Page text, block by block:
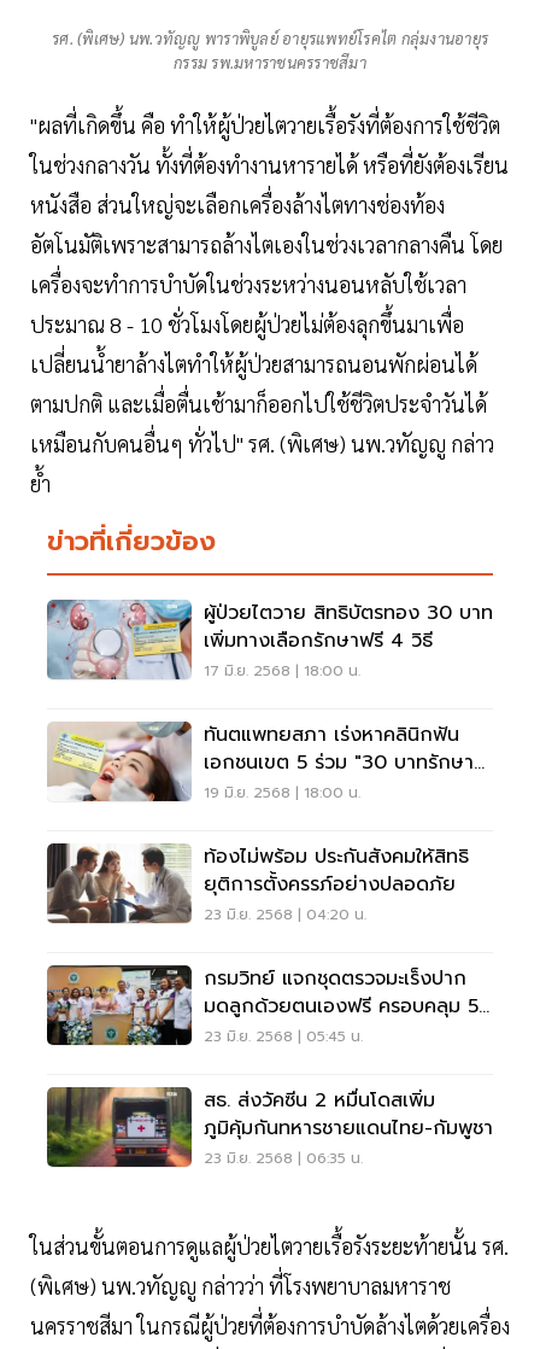
รศ. (พิเศษ) นพ.วทัญญู พาราพิบูลย์ อายุรแพทย์โรคไต กลุ่มงานอายุร
กรรม รพ.มหาราชนครราชสีมา
"ผลที่เกิดขึ้น คือ ทำให้ผู้ป่วยไตวายเรื้อรังที่ต้องการใช้ชีวิต
ในช่วงกลางวัน ทั้งที่ต้องทำงานหารายได้ หรือที่ยังต้องเรียน
หนังสือ ส่วนใหญ่จะเลือกเครื่องล้างไตทางช่องท้อง
อัตโนมัติเพราะสามารถล้างไตเองในช่วงเวลากลางคืน โดย
เครื่องจะทำการบำบัดในช่วงระหว่างนอนหลับใช้เวลา
ประมาณ 8 - 10 ชั่วโมงโดยผู้ป่วยไม่ต้องลุกขึ้นมาเพื่อ
เปลี่ยนน้ำยาล้างไตทำให้ผู้ป่วยสามารถนอนพักผ่อนได้
ตามปกติ และเมื่อตื่นเช้ามาก็ออกไปใช้ชีวิตประจำวันได้
เหมือนกับคนอื่นๆ ทั่วไป" รศ. (พิเศษ) นพ.วทัญญู กล่าว
ย้ำ
ข่าวที่เกี่ยวข้อง
ผู้ป่วยไตวาย สิทธิบัตรทอง 30 บาท
เพิ่มทางเลือกรักษาฟรี 4 วิธี
17 มิ.ย. 2568 | 18:00 น.
ทันตแพทยสภา เร่งหาคลินิกฟัน
เอกชนเขต 5 ร่วม "30 บาทรักษา
ทุกที่"
19 มิ.ย. 2568 | 18:00 น.
ท้องไม่พร้อม ประกันสังคมให้สิทธิ
ยุติการตั้งครรภ์อย่างปลอดภัย
23 มิ.ย. 2568 | 04:20 น.
กรมวิทย์ แจกชุดตรวจมะเร็งปาก
มดลูกด้วยตนเองฟรี ครอบคลุม 5
จังหวัด
23 มิ.ย. 2568 | 05:45 น.
สธ. ส่งวัคซีน 2 หมื่นโดสเพิ่ม
ภูมิคุ้มกันทหารชายแดนไทย-กัมพูชา
23 มิ.ย. 2568 | 06:35 น.
ในส่วนขั้นตอนการดูแลผู้ป่วยไตวายเรื้อรังระยะท้ายนั้น รศ.
(พิเศษ) นพ.วทัญญู กล่าวว่า ที่โรงพยาบาลมหาราช
นครราชสีมา ในกรณีผู้ป่วยที่ต้องการบำบัดล้างไตด้วยเครื่อง